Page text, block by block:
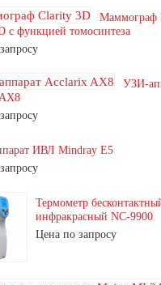
Маммограф
с функцией томосинтеза
УЗИ-
ИВЛ Mindray E5
Термометр
инфракрасный NC-9900
Цена по запросу